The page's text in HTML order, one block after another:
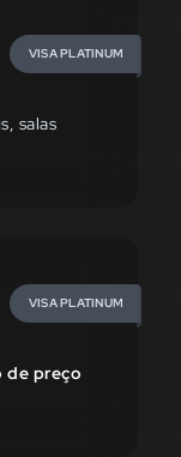
VISA PLATINUM
salas
VISA PLATINUM
de preço